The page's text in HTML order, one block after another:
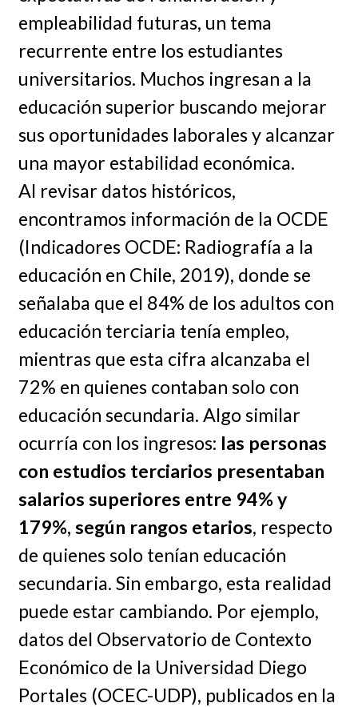
empleabilidad futuras, un tema
recurrente entre los estudiantes
universitarios. Muchos ingresan a la
educación superior buscando mejorar
sus oportunidades laborales y alcanzar
una mayor estabilidad económica.
Al revisar datos históricos,
encontramos información de la OCDE
(Indicadores OCDE: Radiografía a la
educación en Chile, 2019), donde se
señalaba que el 84% de los adultos con
educación terciaria tenía empleo,
mientras que esta cifra alcanzaba el
72% en quienes contaban solo con
educación secundaria. Algo similar
ocurría con los ingresos: las personas
con estudios terciarios presentaban
salarios superiores entre 94% y
179%, según rangos etarios, respecto
de quienes solo tenían educación
secundaria. Sin embargo, esta realidad
puede estar cambiando. Por ejemplo,
datos del Observatorio de Contexto
Económico de la Universidad Diego
Portales (OCEC-UDP), publicados en la